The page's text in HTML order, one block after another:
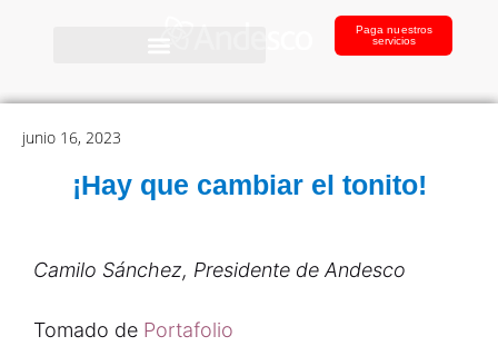
Paga nuestros
servicios
junio 16, 2023
¡Hay que cambiar el tonito!
Camilo Sánchez, Presidente de Andesco
Tomado de Portafolio